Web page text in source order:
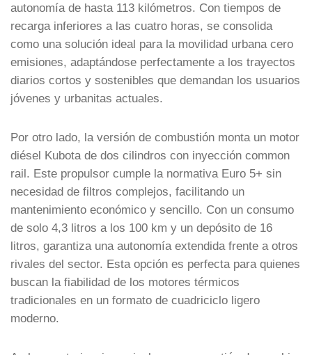
autonomía de hasta 113 kilómetros. Con tiempos de
recarga inferiores a las cuatro horas, se consolida
como una solución ideal para la movilidad urbana cero
emisiones, adaptándose perfectamente a los trayectos
diarios cortos y sostenibles que demandan los usuarios
jóvenes y urbanitas actuales.
Por otro lado, la versión de combustión monta un motor
diésel Kubota de dos cilindros con inyección common
rail. Este propulsor cumple la normativa Euro 5+ sin
necesidad de filtros complejos, facilitando un
mantenimiento económico y sencillo. Con un consumo
de solo 4,3 litros a los 100 km y un depósito de 16
litros, garantiza una autonomía extendida frente a otros
rivales del sector. Esta opción es perfecta para quienes
buscan la fiabilidad de los motores térmicos
tradicionales en un formato de cuadriciclo ligero
moderno.